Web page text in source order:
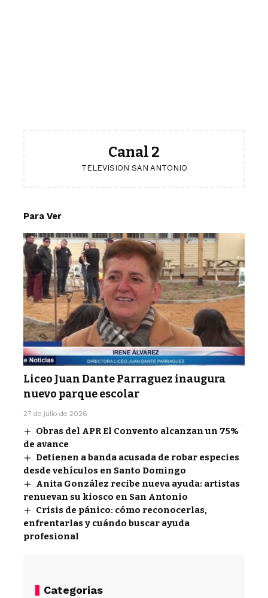
Canal 2
TELEVISION SAN ANTONIO
Para Ver
Liceo Juan Dante Parraguez inaugura
nuevo parque escolar
27 de julio de 2026
Obras del APR El Convento alcanzan un 75%
de avance
Detienen a banda acusada de robar especies
desde vehículos en Santo Domingo
Anita González recibe nueva ayuda: artistas
renuevan su kiosco en San Antonio
Crisis de pánico: cómo reconocerlas,
enfrentarlas y cuándo buscar ayuda
profesional
Categorias